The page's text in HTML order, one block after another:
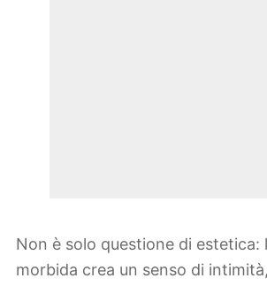
Non è solo questione di estetica:
morbida crea un senso di